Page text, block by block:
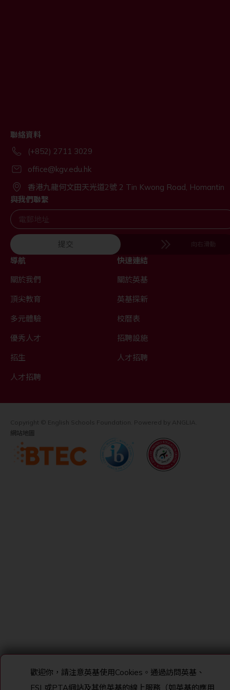
聯絡資料
(+852) 2711 3029
office@kgv.edu.hk
香港九龍何文田天光道2號 2 Tin Kwong Road, Homantin
與我們聯繫
提交 向右滑動
導航
關於我們
頂尖教育
多元體驗
優秀人才
招生
人才招聘
快速連結
關於英基
英基探新
校曆表
招聘設施
人才招聘
Copyright © English Schools Foundation. Powered by ANGLIA
網站地圖
歡迎你，請注意英基使用Cookies 。通過訪問英基、
ESL 或PTA網站及其他英基的線上服務（如英基的應用